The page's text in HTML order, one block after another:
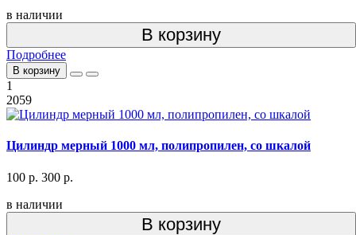
в наличии
В корзину
Подробнее
В корзину
1
2059
Цилиндр мерный 1000 мл, полипропилен, со шкалой
100 р. 300 р.
в наличии
В корзину